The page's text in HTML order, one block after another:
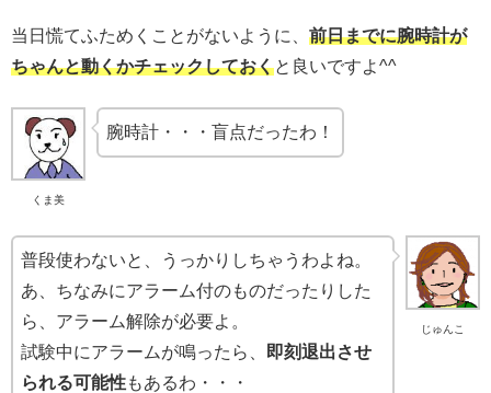
当日慌てふためくことがないように、 前日までに腕時計が
ちゃんと動くかチェックしておくと良いですよ^^
くま美
腕時計・・・盲点だったわ！
じゅんこ
普段使わないと、うっかりしちゃうわよね。
あ、ちなみにアラーム付のものだったりした
ら、アラーム解除が必要よ。
試験中にアラームが鳴ったら、
即刻退出させ
られる可能性もあるわ・・・